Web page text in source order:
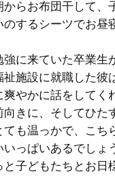
らお布団干して、
するシーツでお昼
に来ていた卒業生
施設に就職した彼
やかに話をしてく
きに、そしてひた
も温っかで、こち
っぱいあるでしょ
子どもたちとお日